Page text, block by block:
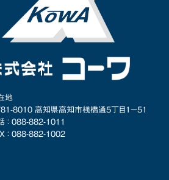
地
8010 高知県高知市桟橋通5丁目1−51
： 088-882-1011
： 088-882-1002